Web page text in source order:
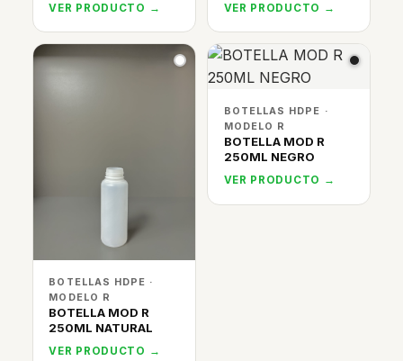
VER PRODUCTO → VER PRODUCTO →
BOTELLAS HDPE ·
MODELO R
BOTELLA MOD R
250ML NATURAL
VER PRODUCTO →
BOTELLAS HDPE ·
MODELO R
BOTELLA MOD R
250ML NEGRO
VER PRODUCTO →